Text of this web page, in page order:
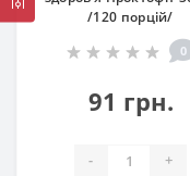
/120 порцій/
0
91 грн.
- +